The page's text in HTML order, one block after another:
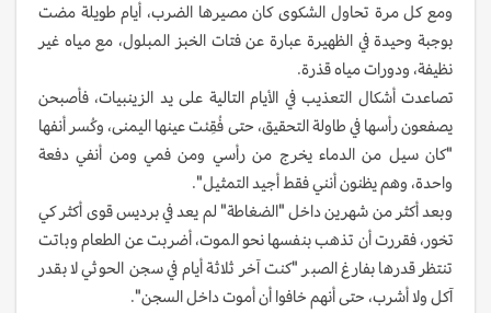
ومع كل مرة تحاول الشكوى كان مصيرها الضرب، أيام طويلة مضت
بوجبة وحيدة في الظهيرة عبارة عن فتات الخبز المبلول، مع مياه غير
نظيفة، ودورات مياه قذرة.
تصاعدت أشكال التعذيب في الأيام التالية على يد الزينبيات، فأصبحن
يصفعون رأسها في طاولة التحقيق، حتى فُقِئت عينها اليمنى، وكُسر أنفها
"كان سيل من الدماء يخرج من رأسي ومن فمي ومن أنفي دفعة
واحدة، وهم يظنون أنني فقط أجيد التمثيل".
وبعد أكثر من شهرين داخل "الضغاطة" لم يعد في برديس قوى أكثر كي
تخور، فقررت أن تذهب بنفسها نحو الموت، أضربت عن الطعام وباتت
تنتظر قدرها بفارغ الصبر "كنت آخر ثلاثة أيام في سجن الحوثي لا بقدر
آكل ولا أشرب، حتى أنهم خافوا أن أموت داخل السجن".